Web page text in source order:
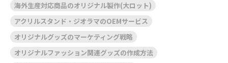
海外生産対応商品のオリジナル製作(大ロット)
アクリルスタンド・ジオラマのOEMサービス
オリジナルグッズのマーケティング戦略
オリジナルファッション関連グッズの作成方法